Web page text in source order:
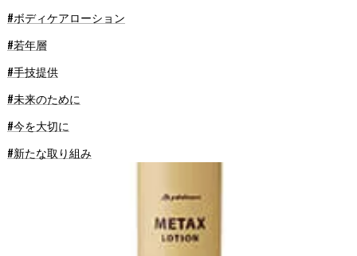
#ボディケアローション
#若年層
#手技提供
#未来のために
#今を大切に
#新たな取り組み